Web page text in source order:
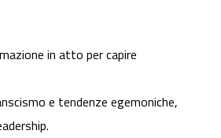
in atto per capire
e tendenze egemoniche,